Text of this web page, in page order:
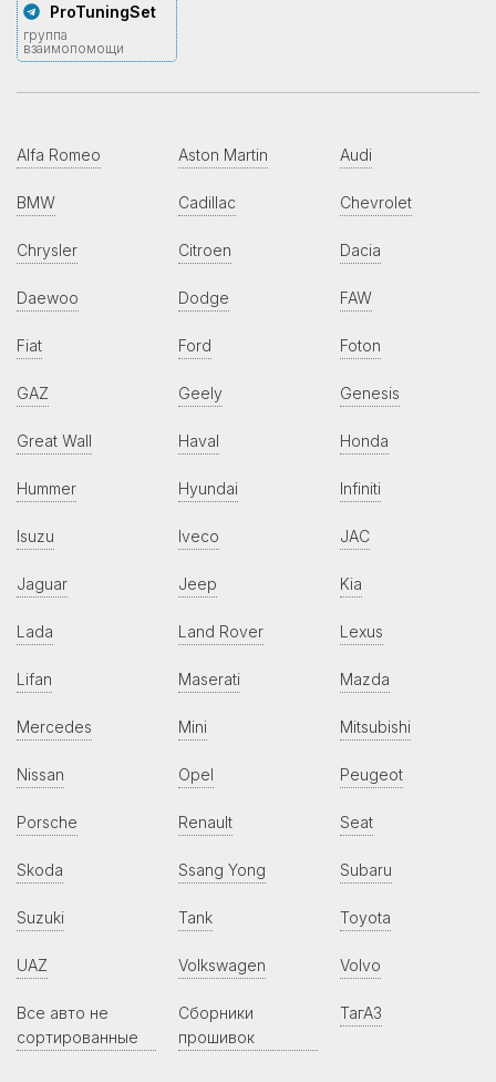
ProTuningSet
группа
взаимопомощи
Alfa Romeo Aston Martin Audi
BMW Cadillac Chevrolet
Chrysler Citroen Dacia
Daewoo Dodge FAW
Fiat Ford Foton
GAZ Geely Genesis
Great Wall Haval Honda
Hummer Hyundai Infiniti
Isuzu Iveco JAC
Jaguar Jeep Kia
Lada Land Rover Lexus
Lifan Maserati Mazda
Mercedes Mini Mitsubishi
Nissan Opel Peugeot
Porsche Renault Seat
Skoda Ssang Yong Subaru
Suzuki Tank Toyota
UAZ Volkswagen Volvo
Все авто не
сортированные
Сборники
прошивок
ТагАЗ